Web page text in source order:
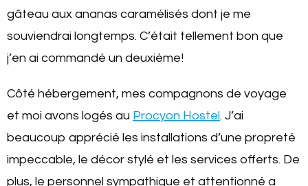
gâteau aux ananas caramélisés dont je me
souviendrai longtemps. C’était tellement bon que
j’en ai commandé un deuxième!
Côté hébergement, mes compagnons de voyage
et moi avons logés au Procyon Hostel . J’ai
beaucoup apprécié les installations d’une propreté
impeccable, le décor stylé et les services offerts. De
plus, le personnel sympathique et attentionné a